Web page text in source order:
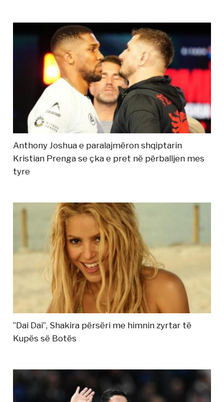
Anthony Joshua e paralajmëron shqiptarin
Kristian Prenga se çka e pret në përballjen mes
tyre
”Dai Dai”, Shakira përsëri me himnin zyrtar të
Kupës së Botës